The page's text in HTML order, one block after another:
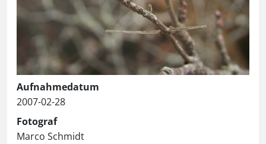
Aufnahmedatum
2007-02-28
Fotograf
Marco Schmidt